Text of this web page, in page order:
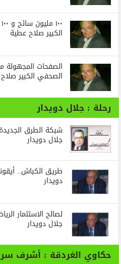
الكبير صلاح عطية
الصحفي الكبير
رحلة : جلال دويدار
شبكة الطرق
جلال دويدار
طريق الكباش..
دويدار
لصالح الاستثمار
جلال دويدار
حكاوي الغردقة : أشرف